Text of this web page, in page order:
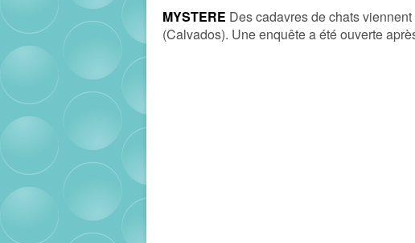
MYSTERE Des cadavres de chats
(Calvados). Une enquête a été ouverte